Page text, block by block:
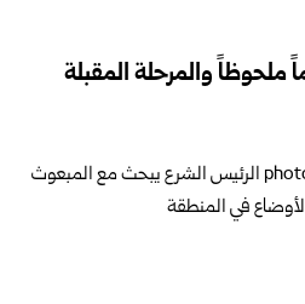
ملحوظاً والمرحلة المقبلة